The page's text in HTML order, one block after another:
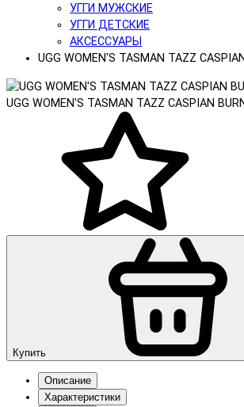
УГГИ МУЖСКИЕ
УГГИ ДЕТСКИЕ
АКСЕССУАРЫ
UGG WOMEN'S TASMAN TAZZ
UGG WOMEN'S TASMAN TAZZ CASPIAN
Купить
Описание
Характеристики